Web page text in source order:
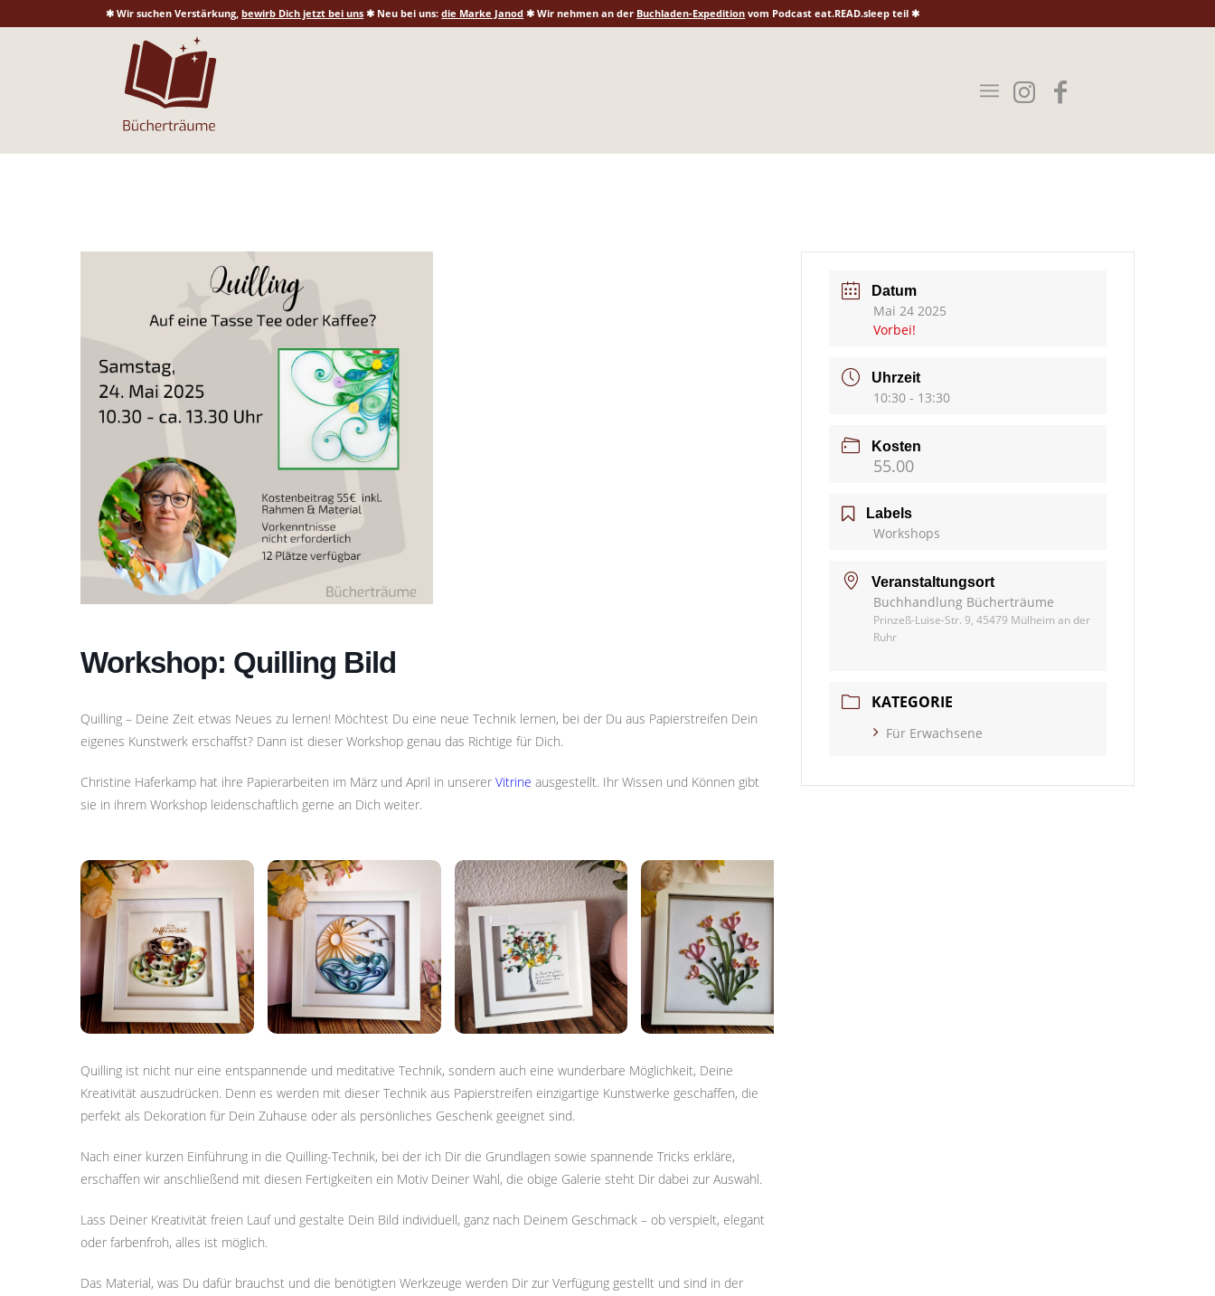
✱ Wir suchen Verstärkung,bewirb Dich jetzt bei uns ✱ Neu bei uns:die Marke Janod ✱ Wir nehmen an der Buchladen-Expedition vom Podcast eat.READ.sleep teil ✱
Workshop: Quilling Bild
Quilling – Deine Zeit etwas Neues zu lernen! Möchtest Du eine neue Technik lernen, bei der Du aus Papierstreifen Dein
eigenes Kunstwerk erschaffst? Dann ist dieser Workshop genau das Richtige für Dich.
Christine Haferkamp hat ihre Papierarbeiten im März und April in unserer Vitrine ausgestellt. Ihr Wissen und Können gibt
sie in ihrem Workshop leidenschaftlich gerne an Dich weiter.
Quilling ist nicht nur eine entspannende und meditative Technik, sondern auch eine wunderbare Möglichkeit, Deine
Kreativität auszudrücken. Denn es werden mit dieser Technik aus Papierstreifen einzigartige Kunstwerke geschaffen, die
perfekt als Dekoration für Dein Zuhause oder als persönliches Geschenk geeignet sind.
Nach einer kurzen Einführung in die Quilling-Technik, bei der ich Dir die Grundlagen sowie spannende Tricks erkläre,
erschaffen wir anschließend mit diesen Fertigkeiten ein Motiv Deiner Wahl, die obige Galerie steht Dir dabei zur Auswahl.
Lass Deiner Kreativität freien Lauf und gestalte Dein Bild individuell, ganz nach Deinem Geschmack – ob verspielt, elegant
oder farbenfroh, alles ist möglich.
Das Material, was Du dafür brauchst und die benötigten Werkzeuge werden Dir zur Verfügung gestellt und sind in der
Datum
Mai 24 2025
Vorbei!
Uhrzeit
10:30 - 13:30
Kosten
55.00
Labels
Workshops
Veranstaltungsort
Buchhandlung Bücherträume
Prinzeß-Luise-Str. 9, 45479 Mülheim an der
Ruhr
KATEGORIE
Für Erwachsene